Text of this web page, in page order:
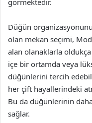
görmektedir.
Düğün
olan mekan seçimi,
alan olanaklarla
içe bir ortamda veya
düğünlerini tercih
her çift hayallerindeki
Bu da düğünlerinin daha
sağlar.